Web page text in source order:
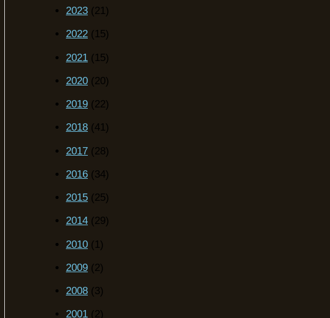
2023 (21)
2022 (15)
2021 (15)
2020 (20)
2019 (22)
2018 (41)
2017 (28)
2016 (34)
2015 (25)
2014 (29)
2010 (1)
2009 (2)
2008 (3)
2001 (2)